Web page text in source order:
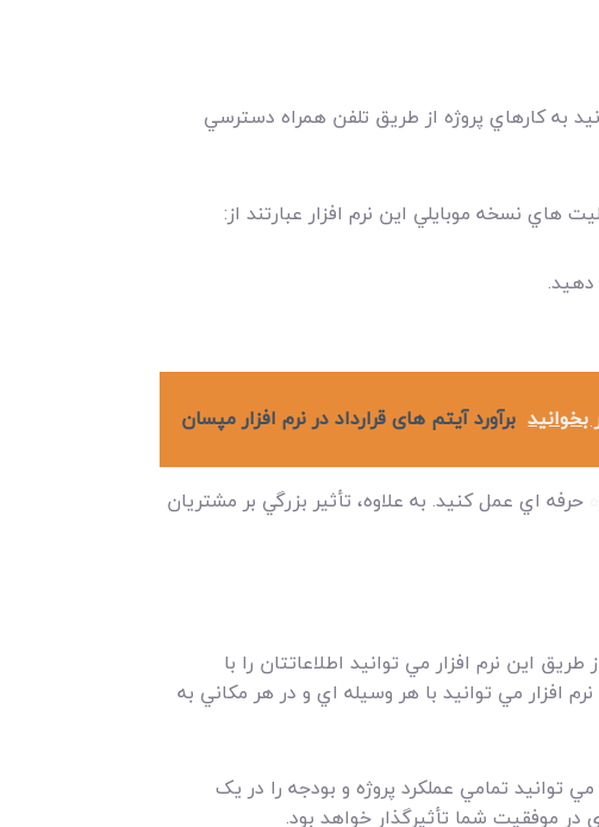
به کارهاي پروژه از طريق تلفن همراه دسترسي
دهيد.
بخوانید برآورد آیتم های قرارداد در نرم افزار مپسان
حرفه اي عمل کنيد. به علاوه، تأثير بزرگي بر مشتريان
اين نرم افزار مي توانيد اطلاعاتتان را با
افزار مي توانيد با هر وسيله اي و در هر مکاني به
توانيد تمامي عملکرد پروژه و بودجه را در يک
در موفقيت شما تأثيرگذار خواهد بود.